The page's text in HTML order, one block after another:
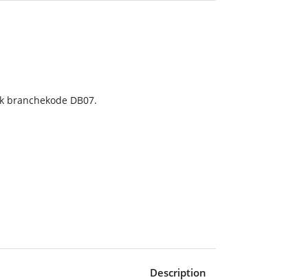
branchekode DB07.
Description